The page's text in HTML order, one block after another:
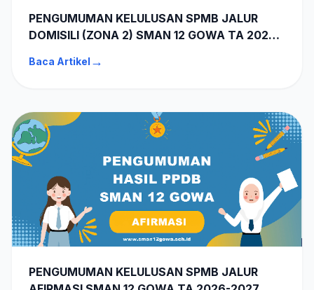
PENGUMUMAN KELULUSAN SPMB JALUR
DOMISILI (ZONA 2) SMAN 12 GOWA TA 2026-
Baca Artikel →
PENGUMUMAN KELULUSAN SPMB JALUR